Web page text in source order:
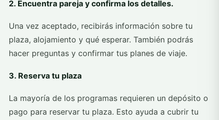
2. Encuentra pareja y confirma los detalles.
Una vez aceptado, recibirás información sobre tu
plaza, alojamiento y qué esperar. También podrás
hacer preguntas y confirmar tus planes de viaje.
3. Reserva tu plaza
La mayoría de los programas requieren un depósito o
pago para reservar tu plaza. Esto ayuda a cubrir tu